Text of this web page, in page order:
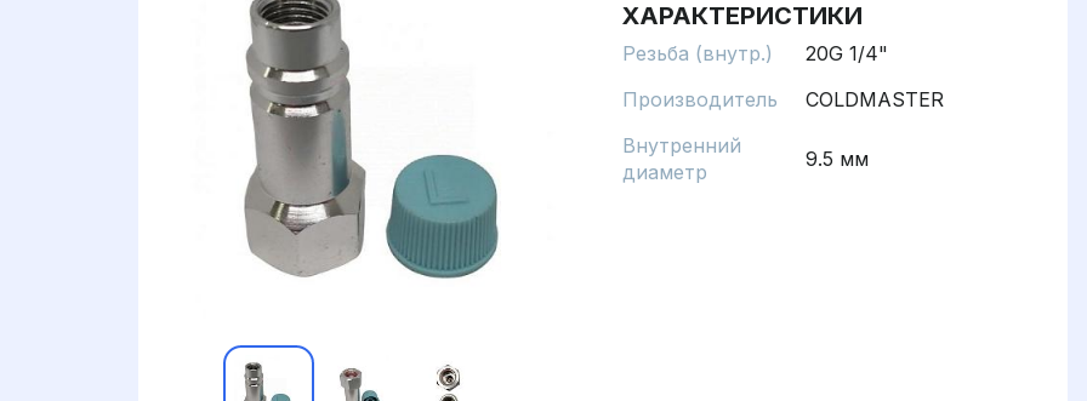
ХАРАКТЕРИСТИКИ
Резьба (внутр.)
20G 1/4"
Производитель
COLDMASTER
Внутренний
диаметр
9.5 мм